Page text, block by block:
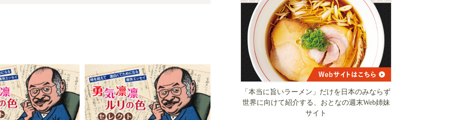
「本当に旨いラーメン」だけを日本のみならず
世界に向けて紹介する、おとなの週末Web姉妹
サイト